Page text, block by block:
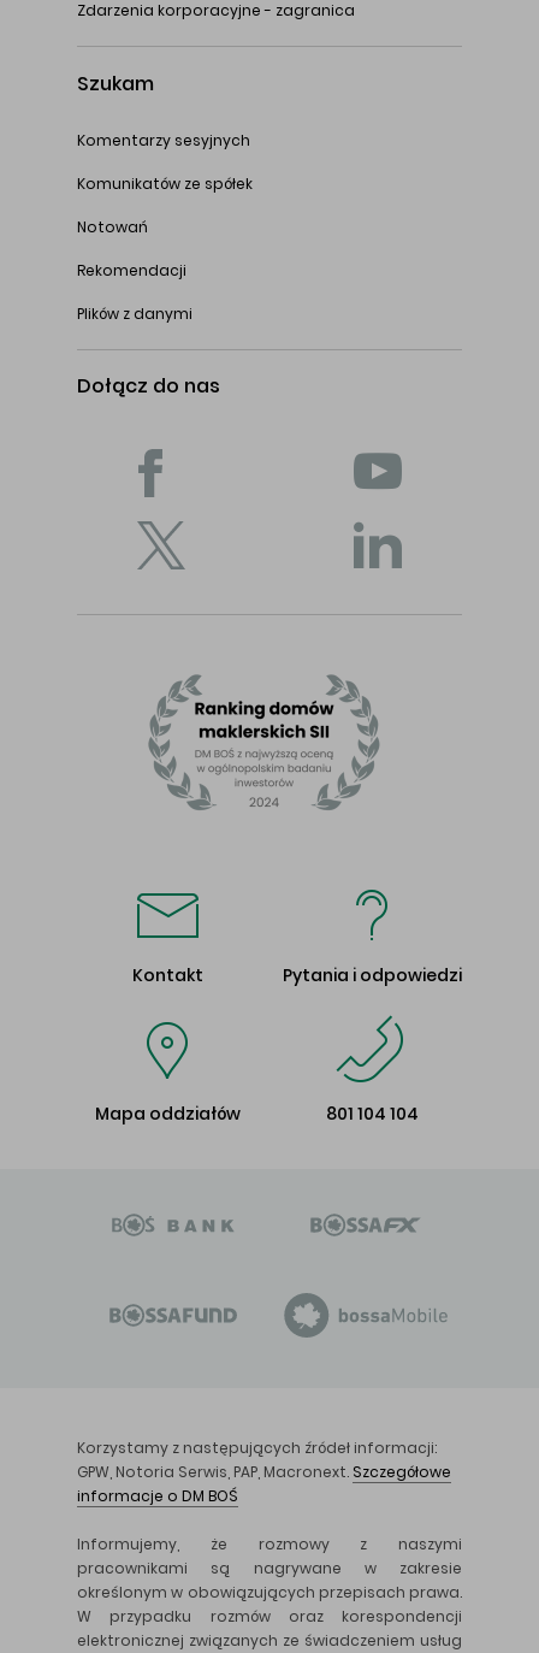
Zdarzenia korporacyjne - zagranica
Szukam
Komentarzy sesyjnych
Komunikatów ze spółek
Notowań
Rekomendacji
Plików z danymi
Dołącz do nas
Kontakt Pytania i odpowiedzi
Mapa oddziałów 801 104 104
Korzystamy z następujących źródeł informacji:
GPW, Notoria Serwis, PAP, Macronext. Szczegółowe
informacje o DM BOŚ
Informujemy, że rozmowy z naszymi
pracownikami są nagrywane w zakresie
określonym w obowiązujących przepisach prawa.
W przypadku rozmów oraz korespondencji
elektronicznej związanych ze świadczeniem usług